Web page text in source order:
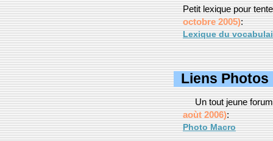
Petit lexique pour
octobre 2005):
Lexique du
Liens
Un tout jeune
aoùt 2006):
Photo Macro